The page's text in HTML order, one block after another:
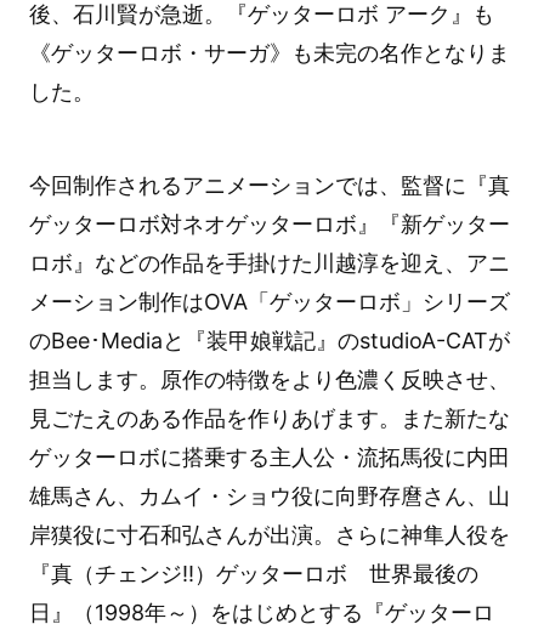
後、石川賢が急逝。『ゲッターロボ アーク』も
《ゲッターロボ・サーガ》も未完の名作となりま
した。
今回制作されるアニメーションでは、監督に『真
ゲッターロボ対ネオゲッターロボ』『新ゲッター
ロボ』などの作品を手掛けた川越淳を迎え、アニ
メーション制作はOVA「ゲッターロボ」シリーズ
のBee･Mediaと『装甲娘戦記』のstudioA-CATが
担当します。原作の特徴をより色濃く反映させ、
見ごたえのある作品を作りあげます。また新たな
ゲッターロボに搭乗する主人公・流拓馬役に内田
雄馬さん、カムイ・ショウ役に向野存麿さん、山
岸獏役に寸石和弘さんが出演。さらに神隼人役を
『真（チェンジ!!）ゲッターロボ 世界最後の
日』（1998年～）をはじめとする『ゲッターロ